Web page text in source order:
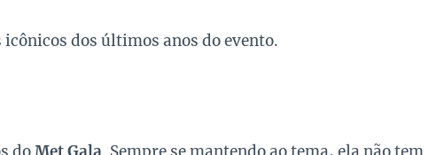
dos últimos anos do evento.